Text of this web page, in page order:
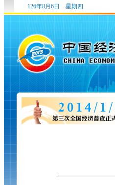
126年8月6日 星期四